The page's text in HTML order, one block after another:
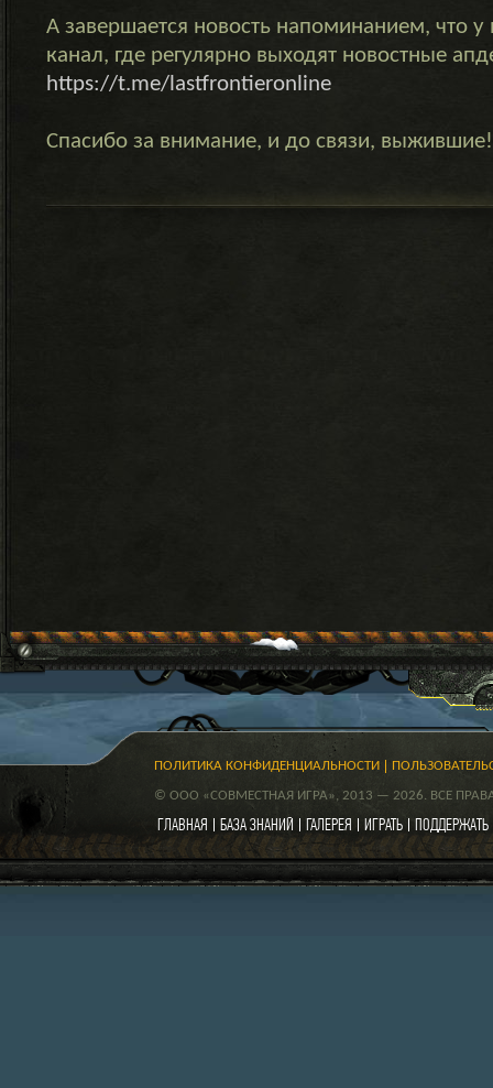
А завершается новость напоминанием, что у
канал, где регулярно выходят новостные
https://t.me/lastfrontieronline
Спасибо за внимание, и до связи, выжившие!
ПОЛИТИКА КОНФИДЕНЦИАЛЬНОСТИ
© ООО «СОВМЕСТНАЯ ИГРА», 2013 — 2026. ВСЕ
ГЛАВНАЯ БАЗА ЗНАНИЙ ГАЛЕРЕЯ ИГРАТЬ ПОДДЕРЖАТЬ